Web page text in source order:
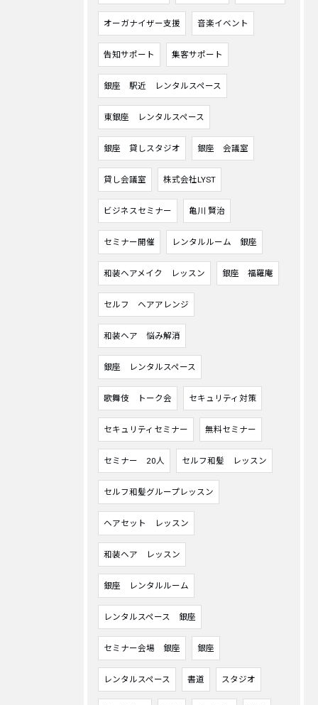
オーガナイザー支援 音楽イベント
告知サポート 集客サポート
銀座 駅近 レンタルスペース
東銀座 レンタルスペース
銀座 貸しスタジオ 銀座 会議室
貸し会議室 株式会社LYST
ビジネスセミナー 亀川 賢治
セミナー開催 レンタルルーム 銀座
和装ヘアメイク レッスン 銀座 福羅庵
セルフ ヘアアレンジ
和装ヘア 悩み解消
銀座 レンタルスペース
歌舞伎 トーク会 セキュリティ対策
セキュリティセミナー 無料セミナー
セミナー 20人 セルフ和髪 レッスン
セルフ和髪グループレッスン
ヘアセット レッスン
和装ヘア レッスン
銀座 レンタルルーム
レンタルスペース 銀座
セミナー会場 銀座 銀座
レンタルスペース 書道 スタジオ